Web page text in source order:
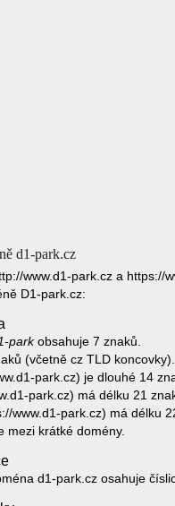
d1-park.cz
www.d1-park.cz a https://
D1-park.cz:
parkobsahuje 7 znaků.
(včetně cz TLD koncovky).
park.cz) je dlouhé 14
park.cz) má délku 21
www.d1-park.cz) má délku
mezi krátké domény.
d1-park.cz osahuje